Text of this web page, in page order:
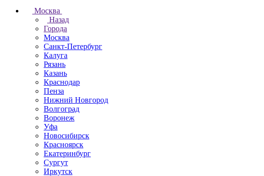
Москва
Назад
Города
Москва
Санкт-Петербург
Калуга
Рязань
Казань
Краснодар
Пенза
Нижний Новгород
Волгоград
Воронеж
Уфа
Новосибирск
Красноярск
Екатеринбург
Сургут
Иркутск